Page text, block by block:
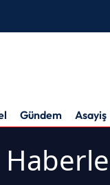
Gündem Asayiş